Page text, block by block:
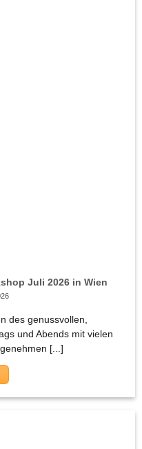
Juli 2026 in Wien
des genussvollen,
und Abends mit vielen
[...]